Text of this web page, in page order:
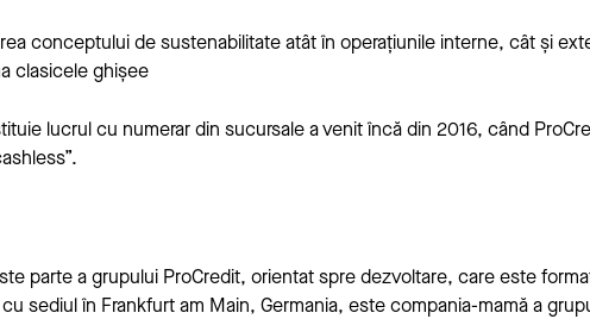
conceptului de sustenabilitate atât în operațiunile interne, cât și
clasicele ghișee
lucrul cu numerar din sucursale a venit încă din 2016, când
parte a grupului ProCredit, orientat spre dezvoltare, care este
sediul în Frankfurt am Main, Germania, este compania-mamă a